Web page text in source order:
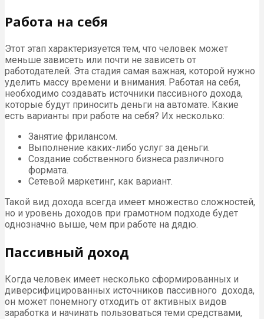
Работа на себя
Этот этап характеризуется тем, что человек может
меньше зависеть или почти не зависеть от
работодателей. Эта стадия самая важная, которой нужно
уделить массу времени и внимания. Работая на себя,
необходимо создавать источники пассивного дохода,
которые будут приносить деньги на автомате. Какие
есть варианты при работе на себя? Их несколько:
Занятие фрилансом.
Выполнение каких-либо услуг за деньги.
Создание собственного бизнеса различного
формата.
Сетевой маркетинг, как вариант.
Такой вид дохода всегда имеет множество сложностей,
но и уровень доходов при грамотном подходе будет
однозначно выше, чем при работе на дядю.
Пассивный доход
Когда человек имеет несколько сформированных и
диверсифицированных источников пассивного дохода,
он может понемногу отходить от активных видов
заработка и начинать пользоваться теми средствами,